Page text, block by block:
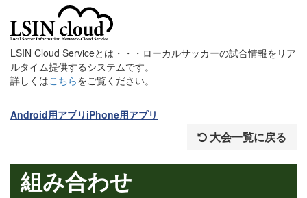
LSIN Cloud Serviceとは・・・ローカルサッカーの試合情報をリア
ルタイム提供するシステムです。
詳しくはこちらをご覧ください。
Android用アプリ iPhone用アプリ
大会一覧に戻る
組み合わせ